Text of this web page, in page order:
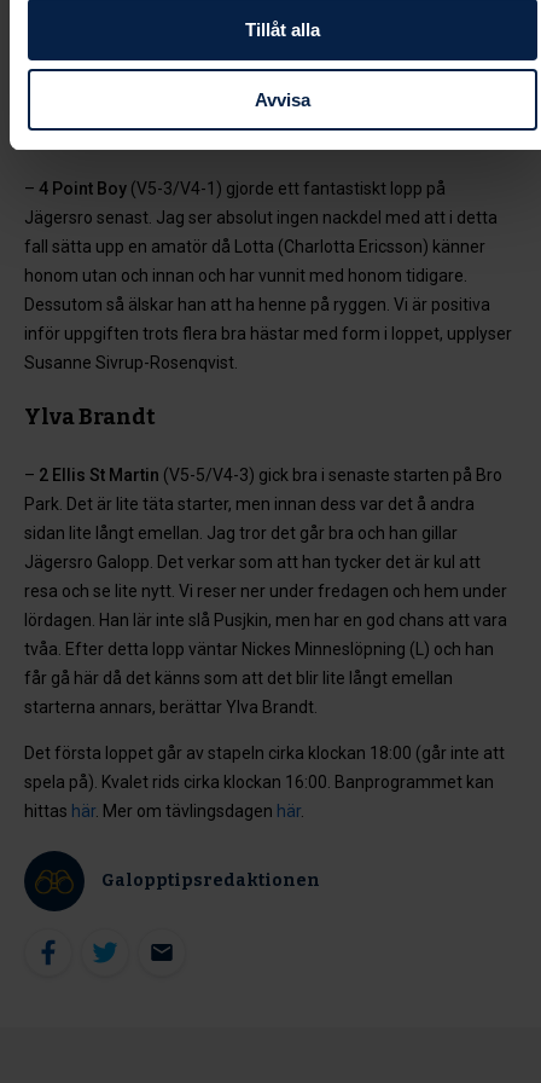
Tillåt alla
Avvisa
V5-3/V4-1) har gjort det bra de senaste två
med rätt resa, berättar Roger Osberg.
Susanne Sivrup-Rosenqvist
– 4 Point Boy (V5-3/V4-1) gjorde ett fantastiskt lopp på
Jägersro senast. Jag ser absolut ingen nackdel med att i detta
fall sätta upp en amatör då Lotta (Charlotta Ericsson) känner
honom utan och innan och har vunnit med honom tidigare.
Dessutom så älskar han att ha henne på ryggen. Vi är positiva
inför uppgiften trots flera bra hästar med form i loppet, upplyser
Susanne Sivrup-Rosenqvist.
Ylva Brandt
– 2 Ellis St Martin (V5-5/V4-3) gick bra i senaste starten på Bro
Park. Det är lite täta starter, men innan dess var det å andra
sidan lite långt emellan. Jag tror det går bra och han gillar
Jägersro Galopp. Det verkar som att han tycker det är kul att
resa och se lite nytt. Vi reser ner under fredagen och hem under
lördagen. Han lär inte slå Pusjkin, men har en god chans att vara
tvåa. Efter detta lopp väntar Nickes Minneslöpning (L) och han
får gå här då det känns som att det blir lite långt emellan
starterna annars, berättar Ylva Brandt.
Det första loppet går av stapeln cirka klockan 18:00 (går inte att
spela på). Kvalet rids cirka klockan 16:00. Banprogrammet kan
hittas här. Mer om tävlingsdagen här.
Galopptipsredaktionen